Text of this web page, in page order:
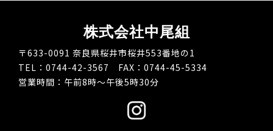
株式会社中尾組
〒633-0091 奈良県桜井市桜井553番地の1
TEL：0744-42-3567 FAX：0744-45-5334
営業時間：午前8時～午後5時30分